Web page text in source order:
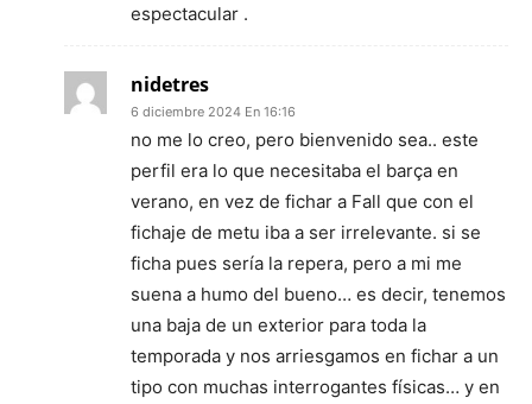
espectacular .
nidetres
6 diciembre 2024 En 16:16
no me lo creo, pero bienvenido sea.. este
perfil era lo que necesitaba el barça en
verano, en vez de fichar a Fall que con el
fichaje de metu iba a ser irrelevante. si se
ficha pues sería la repera, pero a mi me
suena a humo del bueno… es decir, tenemos
una baja de un exterior para toda la
temporada y nos arriesgamos en fichar a un
tipo con muchas interrogantes físicas… y en